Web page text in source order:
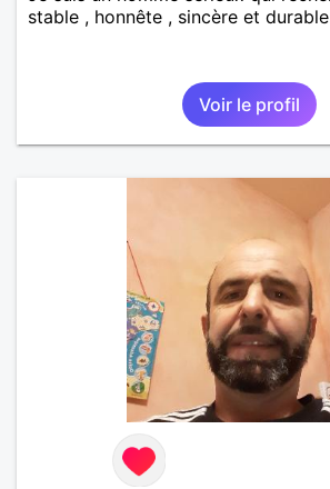
stable , honnête , sincère et durable
Voir le profil